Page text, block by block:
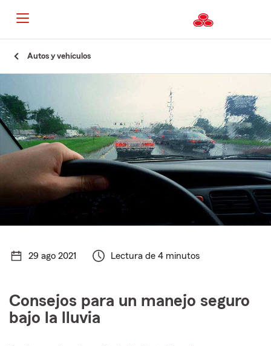
Autos y vehículos
29 ago 2021 Lectura de 4 minutos
Consejos para un manejo seguro
bajo la lluvia